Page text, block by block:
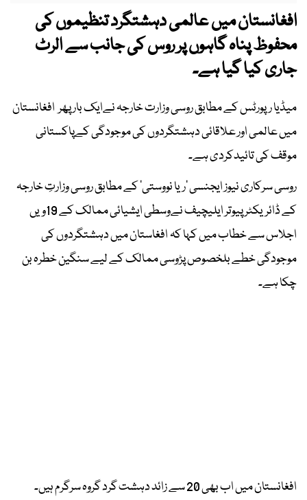
افغانستان میں عالمی دہشتگرد تنظیموں کی
محفوظ پناہ گاہوں پر روس کی جانب سے الرٹ
جاری کیا گیا ہے۔
میڈیا رپورٹس کے مطابق روسی وزارت خارجہ نےایک بار پھر افغانستان
میں عالمی اور علاقائی دہشتگردوں کی موجودگی کےپاکستانی
موقف کی تائیدکردی ہے۔
روسی سرکاری نیوز ایجنسی 'ریا نووستی' کے مطابق روسی وزارتِ خارجہ
کے ڈائریکٹر پیوتر ایلیچیف نےوسطی ایشیائی ممالک کے 19ویں
اجلاس سے خطاب میں کہا کہ افغاستان میں دہشتگردوں کی
موجودگی خطے بلخصوص پڑوسی ممالک کے لیے سنگین خطرہ بن
چکا ہے۔
افغانستان میں اب بھی 20 سے زائد دہشت گرد گروہ سرگرم ہیں۔